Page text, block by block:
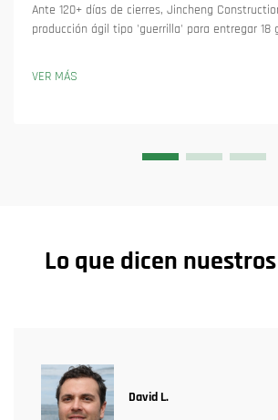
Ante 120+ días de cierres, Jincheng
producción ágil tipo 'guerrilla' para entregar 18
la producción en marcha. Obtenga más
VER MÁS
Lo que dicen
David L.